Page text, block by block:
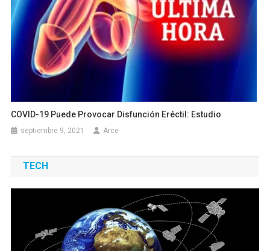
COVID-19 Puede Provocar Disfunción Eréctil: Estudio
septiembre 9, 2021 Arce
TECH